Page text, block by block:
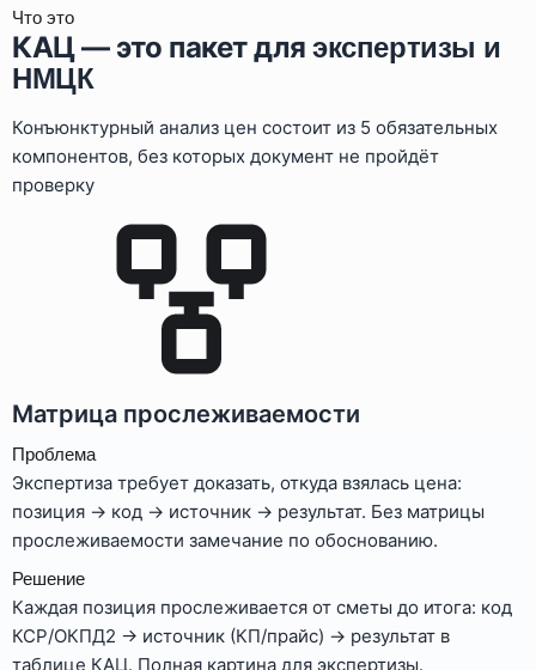
Что это
КАЦ — это пакет дляэкспертизы и
НМЦК
Конъюнктурный анализ цен состоит из 5 обязательных
компонентов, без которых документ не пройдёт
проверку
Матрица прослеживаемости
Проблема
Экспертиза требует доказать, откуда взялась цена:
позиция → код → источник → результат. Без матрицы
прослеживаемости замечание по обоснованию.
Решение
Каждая позиция прослеживается от сметы до итога: код
КСР/ОКПД2 → источник (КП/прайс) → результат в
таблице КАЦ. Полная картина для экспертизы.